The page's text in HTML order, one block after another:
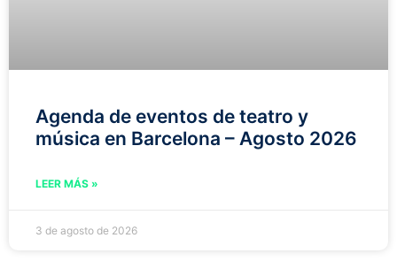
Agenda de eventos de teatro y
música en Barcelona – Agosto 2026
LEER MÁS »
3 de agosto de 2026